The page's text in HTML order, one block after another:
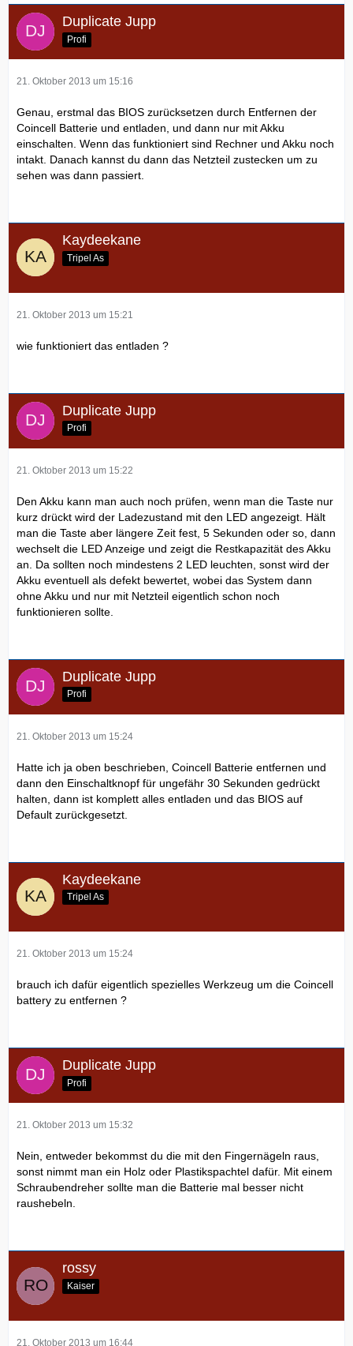
Duplicate Jupp
Profi
21. Oktober 2013 um 15:16
Genau, erstmal das BIOS zurücksetzen durch Entfernen der
Coincell Batterie und entladen, und dann nur mit Akku
einschalten. Wenn das funktioniert sind Rechner und Akku noch
intakt. Danach kannst du dann das Netzteil zustecken um zu
sehen was dann passiert.
Kaydeekane
Tripel As
21. Oktober 2013 um 15:21
wie funktioniert das entladen ?
Duplicate Jupp
Profi
21. Oktober 2013 um 15:22
Den Akku kann man auch noch prüfen, wenn man die Taste nur
kurz drückt wird der Ladezustand mit den LED angezeigt. Hält
man die Taste aber längere Zeit fest, 5 Sekunden oder so, dann
wechselt die LED Anzeige und zeigt die Restkapazität des Akku
an. Da sollten noch mindestens 2 LED leuchten, sonst wird der
Akku eventuell als defekt bewertet, wobei das System dann
ohne Akku und nur mit Netzteil eigentlich schon noch
funktionieren sollte.
Duplicate Jupp
Profi
21. Oktober 2013 um 15:24
Hatte ich ja oben beschrieben, Coincell Batterie entfernen und
dann den Einschaltknopf für ungefähr 30 Sekunden gedrückt
halten, dann ist komplett alles entladen und das BIOS auf
Default zurückgesetzt.
Kaydeekane
Tripel As
21. Oktober 2013 um 15:24
brauch ich dafür eigentlich spezielles Werkzeug um die Coincell
battery zu entfernen ?
Duplicate Jupp
Profi
21. Oktober 2013 um 15:32
Nein, entweder bekommst du die mit den Fingernägeln raus,
sonst nimmt man ein Holz oder Plastikspachtel dafür. Mit einem
Schraubendreher sollte man die Batterie mal besser nicht
raushebeln.
rossy
Kaiser
21. Oktober 2013 um 16:44